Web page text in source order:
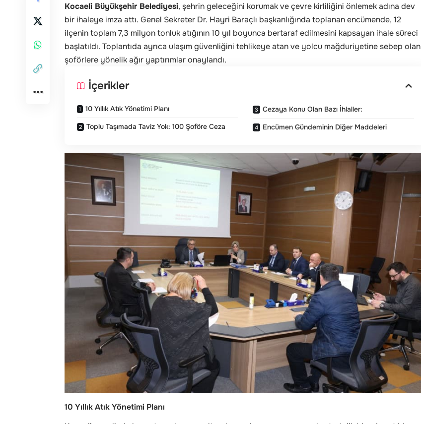
Kocaeli Büyükşehir Belediyesi, şehrin geleceğini korumak ve çevre kirliliğini önlemek adına dev
bir ihaleye imza attı. Genel Sekreter Dr. Hayri Baraçlı başkanlığında toplanan encümende, 12
ilçenin toplam 7,3 milyon tonluk atığının 10 yıl boyunca bertaraf edilmesini kapsayan ihale süreci
başlatıldı. Toplantıda ayrıca ulaşım güvenliğini tehlikeye atan ve yolcu mağduriyetine sebep olan
şoförlere yönelik ağır yaptırımlar onaylandı.
İçerikler
10 Yıllık Atık Yönetimi Planı
Toplu Taşımada Taviz Yok: 100 Şoföre Ceza
Cezaya Konu Olan Bazı İhlaller:
Encümen Gündeminin Diğer Maddeleri
10 Yıllık Atık Yönetimi Planı